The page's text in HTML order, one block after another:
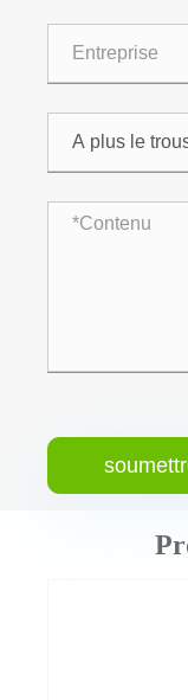
Porte-clés